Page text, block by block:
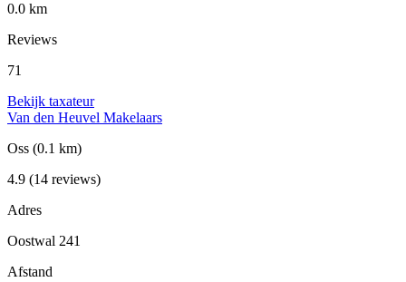
0.0 km
Reviews
71
Bekijk taxateur
Van den Heuvel Makelaars
Oss (0.1 km)
4.9 (14 reviews)
Adres
Oostwal 241
Afstand